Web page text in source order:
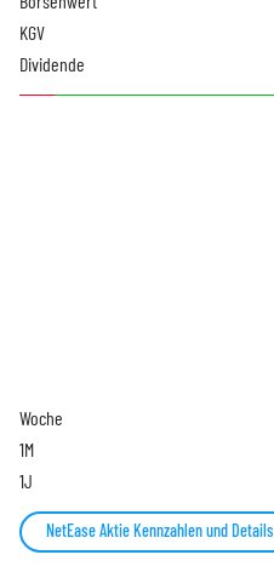
KGV
Dividende
Woche
1M
1J
NetEase Aktie Kennzahlen und Details